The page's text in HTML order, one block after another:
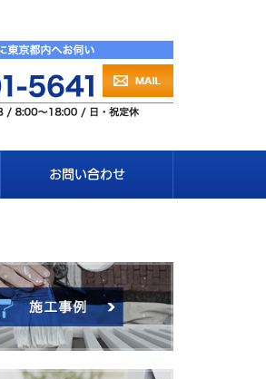
お問い合わせ